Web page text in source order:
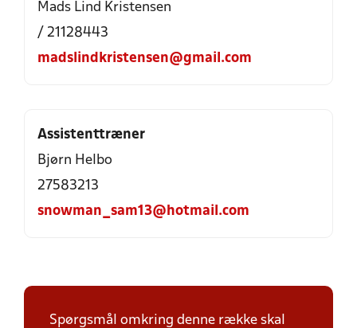
Mads Lind Kristensen
/ 21128443
madslindkristensen@gmail.com
Assistenttræner
Bjørn Helbo
27583213
snowman_sam13@hotmail.com
Spørgsmål omkring denne række skal